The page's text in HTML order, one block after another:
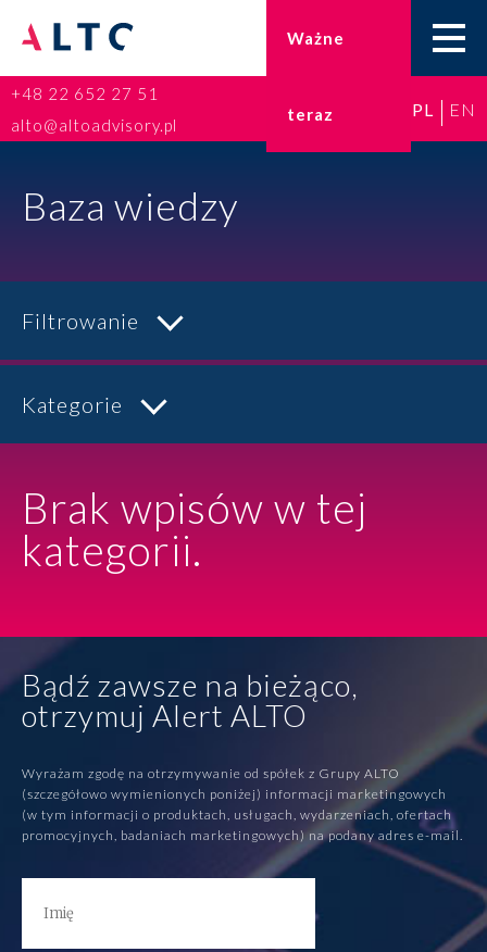
Ważne
teraz
Doradztwo podatkowe
ESG
Broker ubezpieczeniowy
Rozwiązania
Dołącz do nas
Dlaczego ALTO
Case studies
Baza wiedzy
ALTOstratus
+48 22 652 27 51
alto@altoadvisory.pl
PL EN
Baza wiedzy
Filtrowanie
Kategorie
Brak wpisów w tej
kategorii.
Bądź zawsze na bieżąco,
otrzymuj Alert ALTO
Wyrażam zgodę na otrzymywanie od spółek z Grupy ALTO
(szczegółowo wymienionych poniżej) informacji marketingowych
(w tym informacji o produktach, usługach, wydarzeniach, ofertach
promocyjnych, badaniach marketingowych) na podany adres e-mail.